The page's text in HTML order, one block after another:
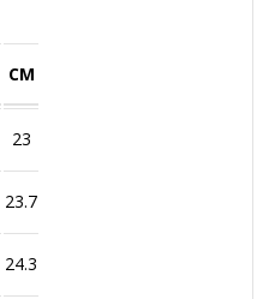
CM
23
23.7
24.3